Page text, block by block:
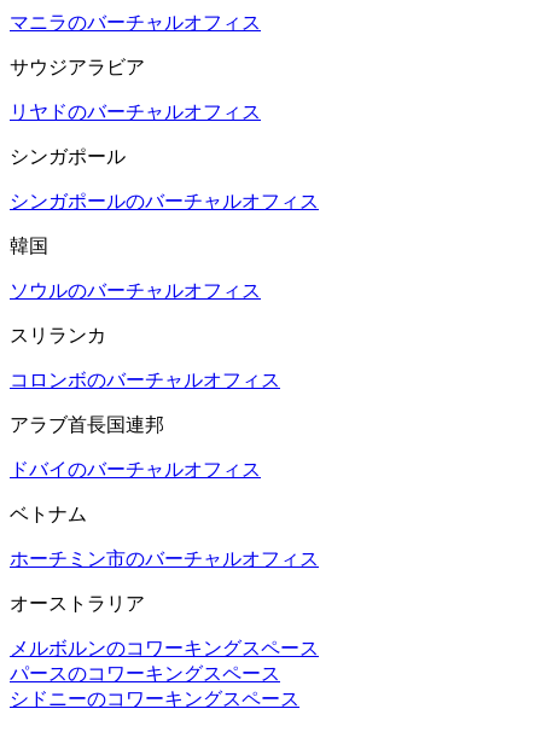
マニラのバーチャルオフィス
サウジアラビア
リヤドのバーチャルオフィス
シンガポール
シンガポールのバーチャルオフィス
韓国
ソウルのバーチャルオフィス
スリランカ
コロンボのバーチャルオフィス
アラブ首長国連邦
ドバイのバーチャルオフィス
ベトナム
ホーチミン市のバーチャルオフィス
オーストラリア
メルボルンのコワーキングスペース
パースのコワーキングスペース
シドニーのコワーキングスペース